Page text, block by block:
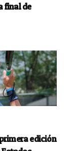
final de
edición